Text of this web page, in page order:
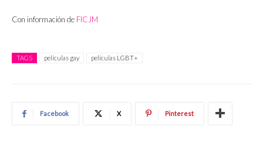
Con información de FICJM
TAGS películas gay películas LGBT+
Facebook X Pinterest